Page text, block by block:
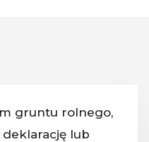
gruntu rolnego,
deklarację lub